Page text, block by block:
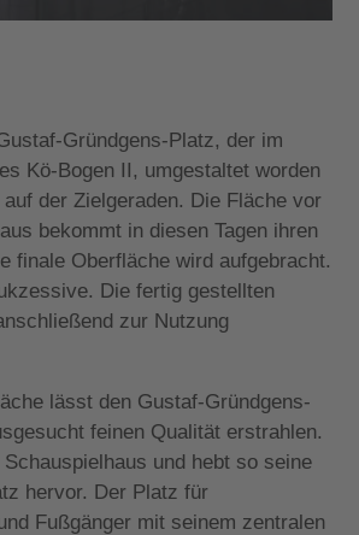
Gründgens-Platz, der im
Kö-Bogen II, umgestaltet worden
der Zielgeraden. Die Fläche vor
bekommt in diesen Tagen ihren
finale Oberfläche wird aufgebracht.
Die fertig gestellten
zur Nutzung
lässt den Gustaf-Gründgens-
feinen Qualität erstrahlen.
und hebt so seine
hervor. Der Platz für
Fußgänger mit seinem zentralen